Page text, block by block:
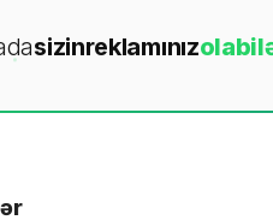
sizinreklamınızola